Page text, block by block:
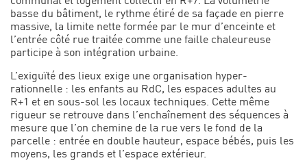
basse du bâtiment, le rythme étiré de sa façade en pierre
massive, la limite nette formée par le mur d’enceinte et
l’entrée côté rue traitée comme une faille chaleureuse
participe à son intégration urbaine.
L’exiguïté des lieux exige une organisation hyper-
rationnelle : les enfants au RdC, les espaces adultes au
R+1 et en sous-sol les locaux techniques. Cette même
rigueur se retrouve dans l’enchaînement des séquences à
mesure que l’on chemine de la rue vers le fond de la
parcelle : entrée en double hauteur, espace bébés, puis les
moyens, les grands et l’espace extérieur.